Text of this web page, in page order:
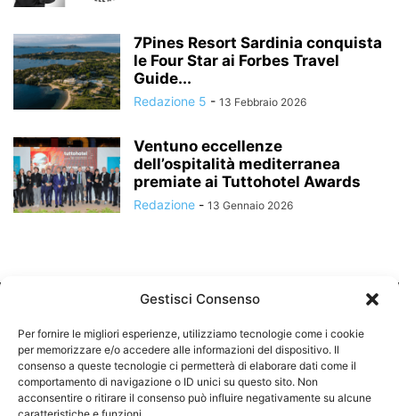
7Pines Resort Sardinia conquista
le Four Star ai Forbes Travel
Guide...
Redazione 5 - 13 Febbraio 2026
Ventuno eccellenze
dell’ospitalità mediterranea
premiate ai Tuttohotel Awards
Redazione - 13 Gennaio 2026
CHI SIAMO
Gestisci Consenso
Per fornire le migliori esperienze, utilizziamo tecnologie come i cookie
per memorizzare e/o accedere alle informazioni del dispositivo. Il
consenso a queste tecnologie ci permetterà di elaborare dati come il
comportamento di navigazione o ID unici su questo sito. Non
acconsentire o ritirare il consenso può influire negativamente su alcune